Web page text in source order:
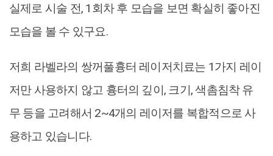
실제로 시술 전, 1회차 후 모습을 보면 확실히 좋아진
모습을 볼 수 있구요.
저희 라벨라의 쌍꺼풀흉터 레이저치료는 1가지 레이
저만 사용하지 않고 흉터의 깊이, 크기, 색촘침착 유
무 등을 고려해서 2~4개의 레이저를 복합적으로 사
용하고 있습니다.